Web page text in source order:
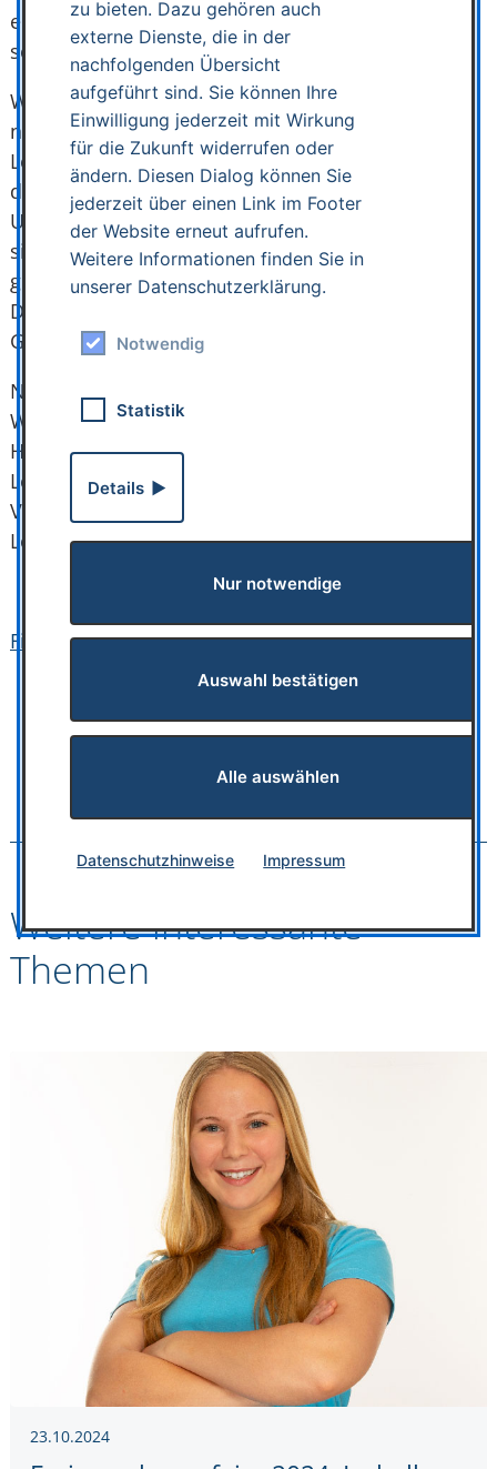
erinnert uns daran: Gutes Hören ist kein Luxus,
sondern Lebensqualität.
Wir wünschen unserer Jubilarin alles Gute und
noch viele erfüllte, glückliche Jahre voller
Lebensfreude und schöner Klänge – im Namen
des gesamten HÖRLAND-Teams!
Und allen anderen, die sich vielleicht unsicher
sind: Lassen Sie Ihr Gehör regelmäßig prüfen und
genießen Sie jeden Moment mit allen Sinnen.
Denn jeder Tag ist ein Geschenk – und jedes
Gespräch eine kleine Feier des Lebens.
Neugierig geworden?
Wir beraten Sie gern rund ums gute Hören,
Hörsysteme und alle Fragen zum Thema
Lebensqualität im Alter.
Vereinbaren Sie einfach einen Termin – für mehr
Lebensfreude, Tag für Tag.
Finden Sie Ihre HÖRLAND Filiale
Weitere interessante
Themen
23.10.2024
zu bieten. Dazu gehören auch
externe Dienste, die in der
nachfolgenden Übersicht
aufgeführt sind. Sie können Ihre
Einwilligung jederzeit mit Wirkung
für die Zukunft widerrufen oder
ändern. Diesen Dialog können Sie
jederzeit über einen Link im Footer
der Website erneut aufrufen.
Weitere Informationen finden Sie in
unserer Datenschutzerklärung.
Notwendig
Statistik
Details
Nur notwendige
Auswahl bestätigen
Alle auswählen
Datenschutzhinweise Impressum